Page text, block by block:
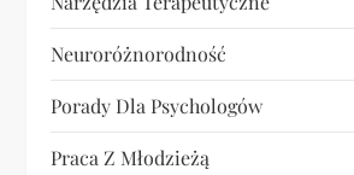
Neuroróżnorodność
Porady Dla Psychologów
Praca Z Młodzieżą